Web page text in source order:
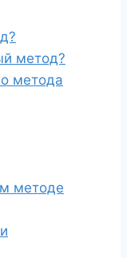
метод?
метода
методе